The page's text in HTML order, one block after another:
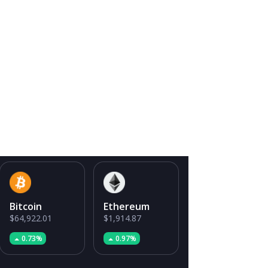
Bitcoin
$64,922.01
0.73%
Ethereum
$1,914.87
0.97%